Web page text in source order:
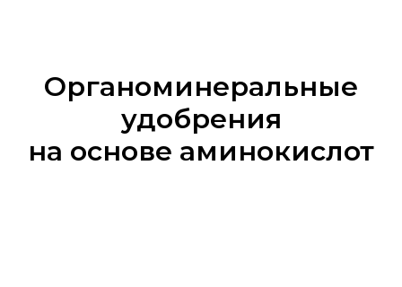
Органоминеральные
удобрения
на основе аминокислот